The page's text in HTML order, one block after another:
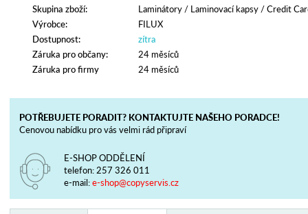
Skupina zboží:
Laminátory / Laminovací kapsy /Credit
Výrobce:
FILUX
Dostupnost:
zítra
Záruka pro občany:
24 měsíců
Záruka pro firmy
24 měsíců
POTŘEBUJETE PORADIT? KONTAKTUJTE NAŠEHO PORADCE!
Cenovou nabídku pro vás velmi rád připraví
E-SHOP ODDĚLENÍ
telefon: 257 326 011
e-mail:e-shop@copyservis.cz